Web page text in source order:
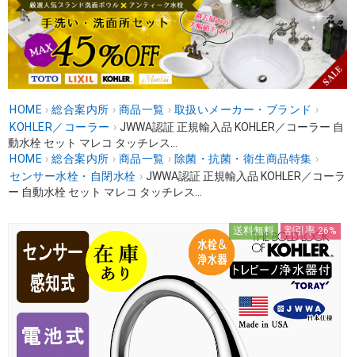
HOME › 総合案内所 › 商品一覧 › 取扱いメーカー・ブランド ›
KOHLER／コーラー › JWWA認証 正規輸入品 KOHLER／コーラー 自
動水栓 セット マレコ タッチレス...
HOME › 総合案内所 › 商品一覧 › 除菌・抗菌・衛生商品特集 ›
センサー水栓・自閉水栓 › JWWA認証 正規輸入品 KOHLER／コーラ
ー 自動水栓 セット マレコ タッチレス...
送料無料 割引率 26%